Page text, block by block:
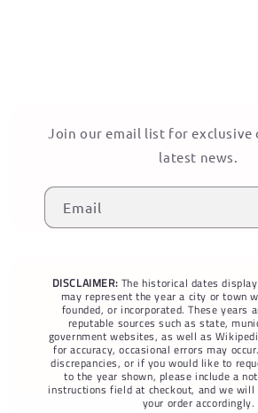
Join our email list for exclusive
latest news.
Email
DISCLAIMER: The historical dates
may represent the year a city or town
founded, or incorporated. These years
reputable sources such as state,
government websites, as well as
for accuracy, occasional errors may
discrepancies, or if you would like to
to the year shown, please include a
instructions field at checkout, and we will
your order accordingly.